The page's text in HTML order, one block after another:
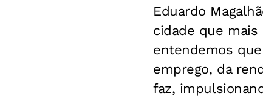
Eduardo
cidade que mais
entendemos
emprego, da
faz,